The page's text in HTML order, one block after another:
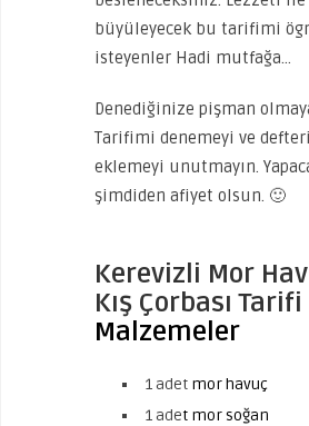
büyüleyecek bu tarifimi
isteyenler Hadi mutfağa…
Denediğinize pişman
Tarifimi denemeyi ve
eklemeyi unutmayın.
şimdiden afiyet olsun. 🙂
Kerevizli Mor
Kış Çorbası
Malzemeler
1 adet mor havuç
1 adet mor soğan